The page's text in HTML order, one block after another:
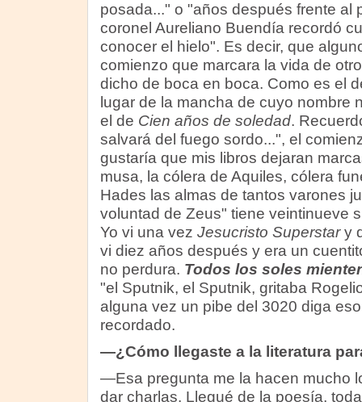
posada..." o "años después frente al
coronel Aureliano Buendía recordó
conocer el hielo". Es decir, que
comienzo que marcara la vida de
dicho de boca en boca. Como es el
lugar de la mancha de cuyo nombre
el de Cien años de soledad.
salvará del fuego sordo...", el
gustaría que mis libros dejaran
musa, la cólera de Aquiles, cólera
Hades las almas de tantos varones
voluntad de Zeus" tiene veintinueve
Yo vi una vez Jesucristo Superstary
vi diez años después y era un
no perdura. Todos los soles
"el Sputnik, el Sputnik, gritaba
alguna vez un pibe del 3020 diga
recordado.
—¿Cómo llegaste a la literatura
—Esa pregunta me la hacen mucho
dar charlas. Llegué de la poesía,